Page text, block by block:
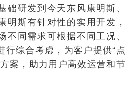
础研发到今天东风康明斯、
明斯有针对性的实用开发，
不同需求可根据不同工况、
行综合考虑，为客户提供“点
案，助力用户高效运营和节